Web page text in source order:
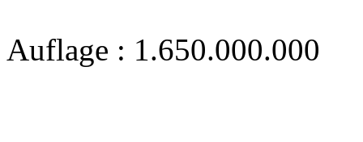
Auflage : 1.650.000.000